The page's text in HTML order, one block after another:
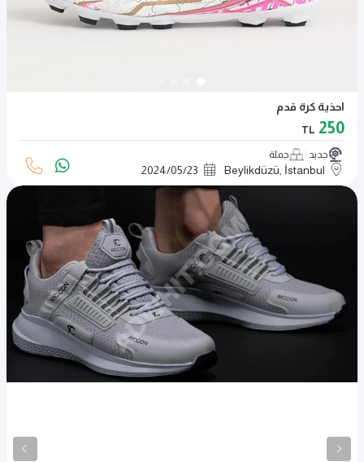
احذية كرة قدم
250
TL
جديد جملة
Beylikdüzü, İstanbul
2024/05/23